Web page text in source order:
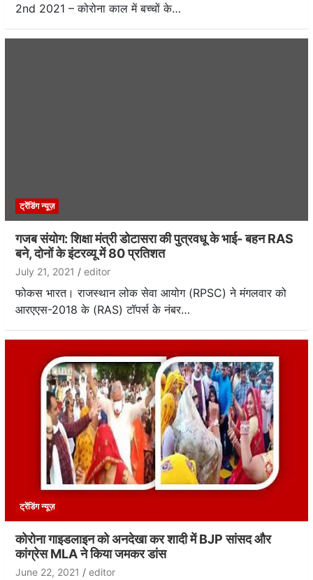
2nd 2021 – कोरोना काल में बच्चों के…
ट्रेंडिंग न्यूज़
गजब संयोग: शिक्षा मंत्री डोटासरा की पुत्रवधू के भाई- बहन RAS
बने, दोनों के इंटरव्यू में 80 प्रतिशत
July 21, 2021 editor
फोकस भारत। राजस्थान लोक सेवा आयोग (RPSC) ने मंगलवार को
आरएएस-2018 के (RAS) टॉपर्स के नंबर…
ट्रेंडिंग न्यूज़
कोरोना गाइडलाइन को अनदेखा कर शादी में BJP सांसद और
कांग्रेस MLA ने किया जमकर डांस
June 22, 2021 editor